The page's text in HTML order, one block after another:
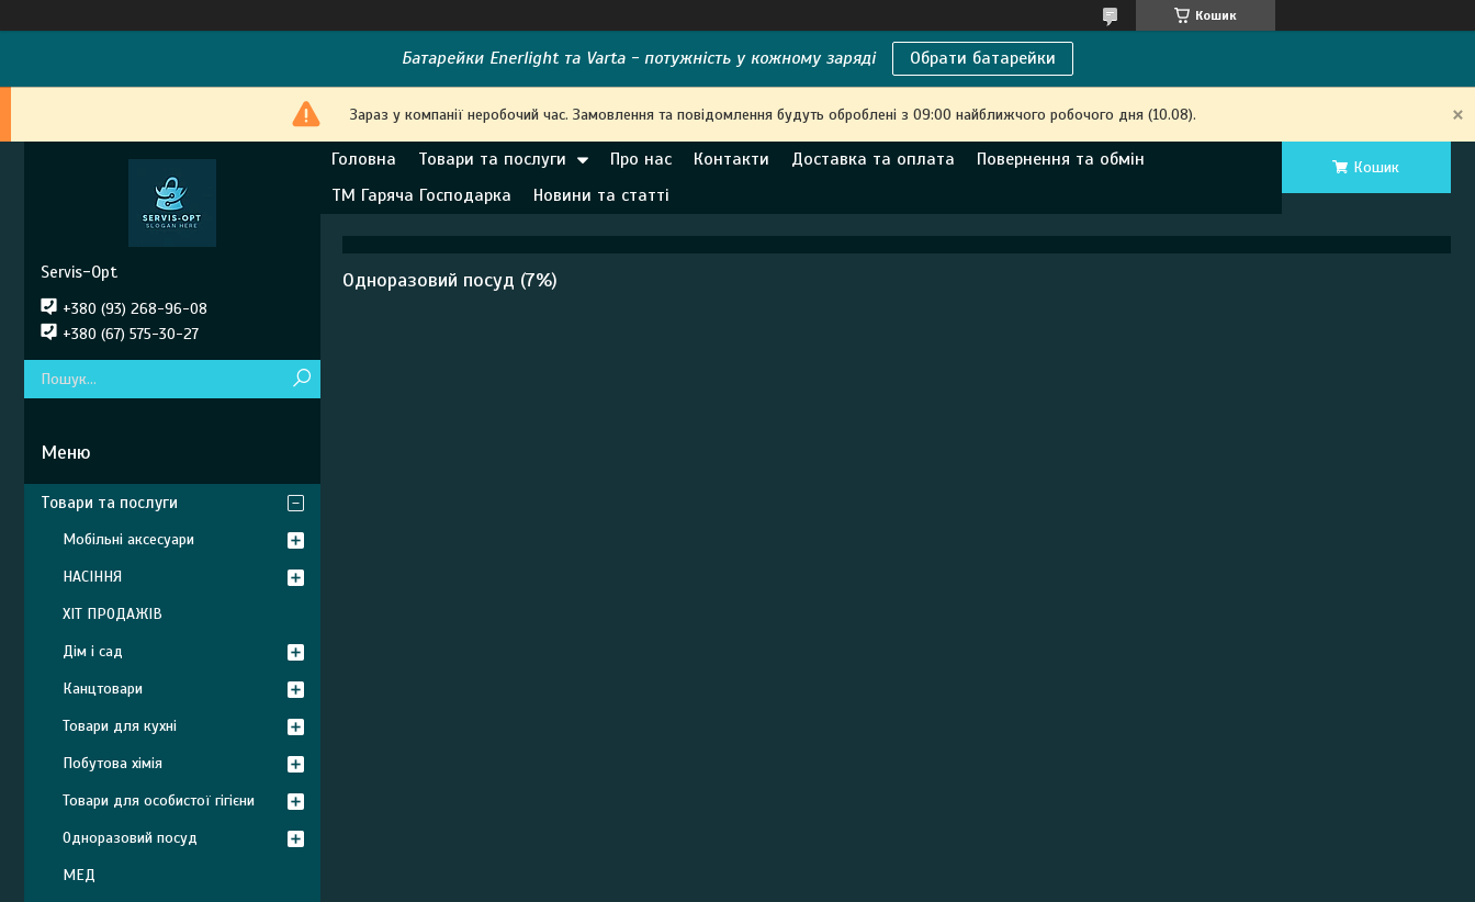
Кошик
Батарейки Enerlight та Varta - потужність у кожному заряді Обрати батарейки
Зараз у компанії неробочий час. Замовлення та повідомлення будуть оброблені з 09:00 найближчого робочого дня (10.08).
Головна Товари та послуги Про нас Контакти Доставка та оплата
Повернення та обмін
ТМ Гаряча Господарка
Новини та статті
Кошик
Одноразовий посуд (7%)
Servis-Opt
+380 (93) 268-96-08
+380 (67) 575-30-27
Товари та послуги
Мобільні аксесуари
НАСІННЯ
ХІТ ПРОДАЖІВ
Дім і сад
Канцтовари
Товари для кухні
Побутова хімія
Товари для особистої гігієни
Одноразовий посуд
МЕД